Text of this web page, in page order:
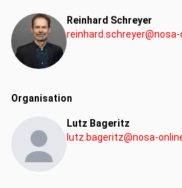
Reinhard Schreyer
reinhard.schreyer@nosa-
Organisation
Lutz Bageritz
lutz.bageritz@nosa-